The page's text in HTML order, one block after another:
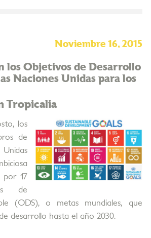
Noviembre 16, 2015
los Objetivos de Desarrollo
Naciones Unidas para los
Tropicalia
los
de
por 17
de
(ODS), o metas mundiales, que
desarrollo hasta el año 2030.